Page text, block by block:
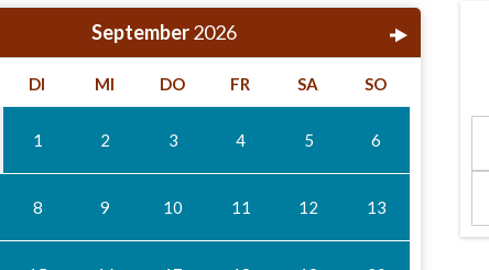
September2026
DI MI DO FR SA SO
1 2 3 4 5 6
8 9 10 11 12 13